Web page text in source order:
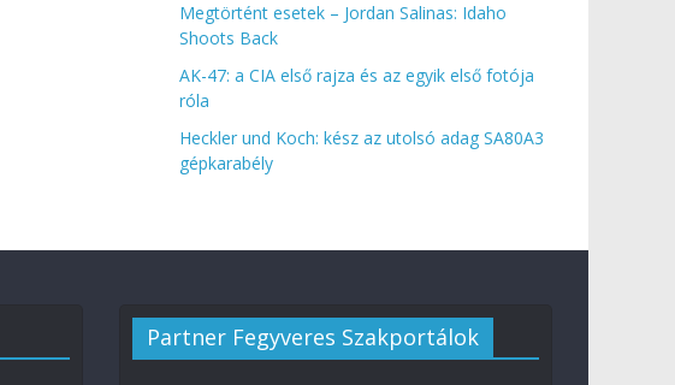
Megtörtént esetek – Jordan Salinas: Idaho
Shoots Back
AK-47: a CIA első rajza és az egyik első fotója
róla
Heckler und Koch: kész az utolsó adag SA80A3
gépkarabély
Partner Fegyveres Szakportálok